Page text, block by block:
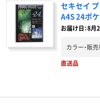
セキセイ
A4S 24ポ
お届け日：8月
カラー・販
直送品